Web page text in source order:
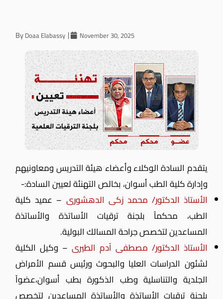
ByDoaa Elabassy November 30, 2025
يتقدم السادة الوكلاء وأعضاء هيئة التدريس ومعاونيهم
وإدارة كلية الطب أسوان، بخالص التهنئة لعيين السادة:-
الأستاذ الدكتور/ محمد زكى الدهشورى – عميد كلية
الطب، محكماً بلجنة ترقيات الأساتذة والأساتذة
المساعدين لتخصص جراحة المسالك البولية.
الأستاذ الدكتور/ مصطفى آدم الطيرى– وكيل الكلية
لشئون الدراسات العليا والبحوث ورئيس قسم الأمراض
الجلدية والتناسلية وطب الذكورة بطب أسوان،عضواً
بلجنة ترقيات الأساتذة والأساتذة المساعدين لتخصص